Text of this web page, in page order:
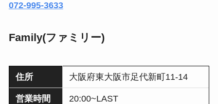
072-995-3633
Family(ファミリー)
住所 大阪府東大阪市足代新町11-14
営業時間 20:00~LAST